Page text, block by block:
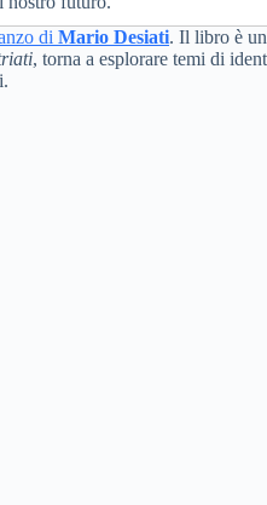
di Mario Desiati. Il libro è
, torna a esplorare temi di